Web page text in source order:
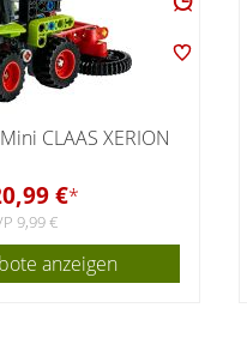
CLAAS XERION
€*
9,99 €
anzeigen